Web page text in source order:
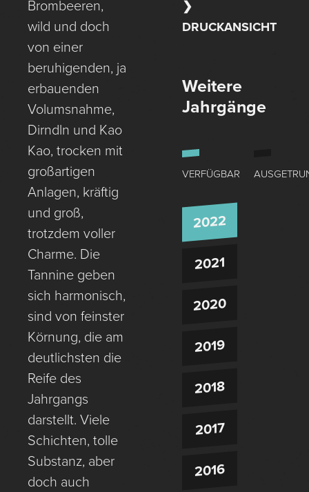
Brombeeren,
wild und doch
von einer
beruhigenden, ja
erbauenden
Volumsnahme,
Dirndln und Kao
Kao, trocken mit
großartigen
Anlagen, kräftig
und groß,
trotzdem voller
Charme. Die
Tannine geben
sich harmonisch,
sind von feinster
Körnung, die am
deutlichsten die
Reife des
Jahrgangs
darstellt. Viele
Schichten, tolle
Substanz, aber
doch auch
DRUCKANSICHT
Weitere
Jahrgänge
VERFÜGBAR
2022
2021
2020
2019
2018
2017
2016